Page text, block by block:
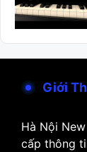
Giới
Hà Nội
cấp thông